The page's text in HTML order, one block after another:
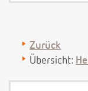
Zurück
Übersicht: